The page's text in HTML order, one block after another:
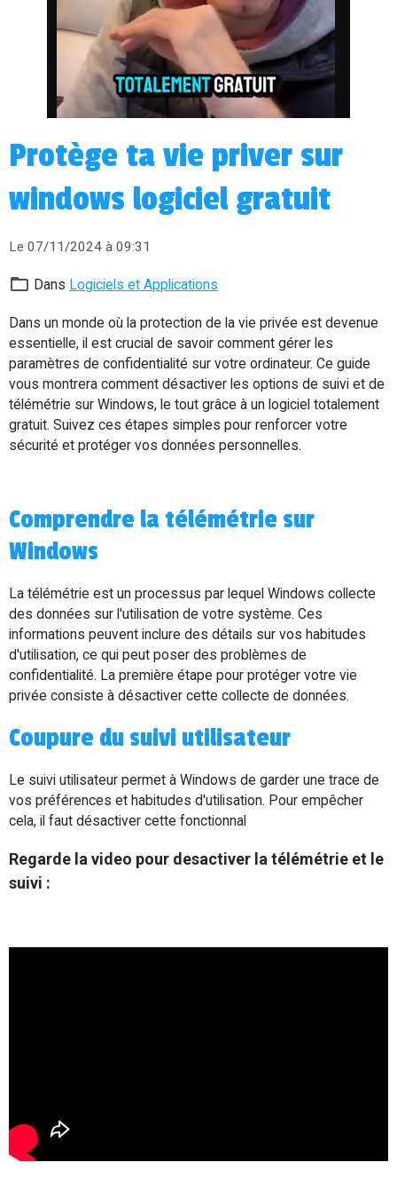
Protège ta vie priver sur
windows logiciel gratuit
Le 07/11/2024 à 09:31
Dans Logiciels et Applications
Dans un monde où la protection de la vie privée est devenue
essentielle, il est crucial de savoir comment gérer les
paramètres de confidentialité sur votre ordinateur. Ce guide
vous montrera comment désactiver les options de suivi et de
télémétrie sur Windows, le tout grâce à un logiciel totalement
gratuit. Suivez ces étapes simples pour renforcer votre
sécurité et protéger vos données personnelles.
Comprendre la télémétrie sur
Windows
La télémétrie est un processus par lequel Windows collecte
des données sur l'utilisation de votre système. Ces
informations peuvent inclure des détails sur vos habitudes
d'utilisation, ce qui peut poser des problèmes de
confidentialité. La première étape pour protéger votre vie
privée consiste à désactiver cette collecte de données.
Coupure du suivi utilisateur
Le suivi utilisateur permet à Windows de garder une trace de
vos préférences et habitudes d'utilisation. Pour empêcher
cela, il faut désactiver cette fonctionnal
Regarde la video pour desactiver la télémétrie et le
suivi :